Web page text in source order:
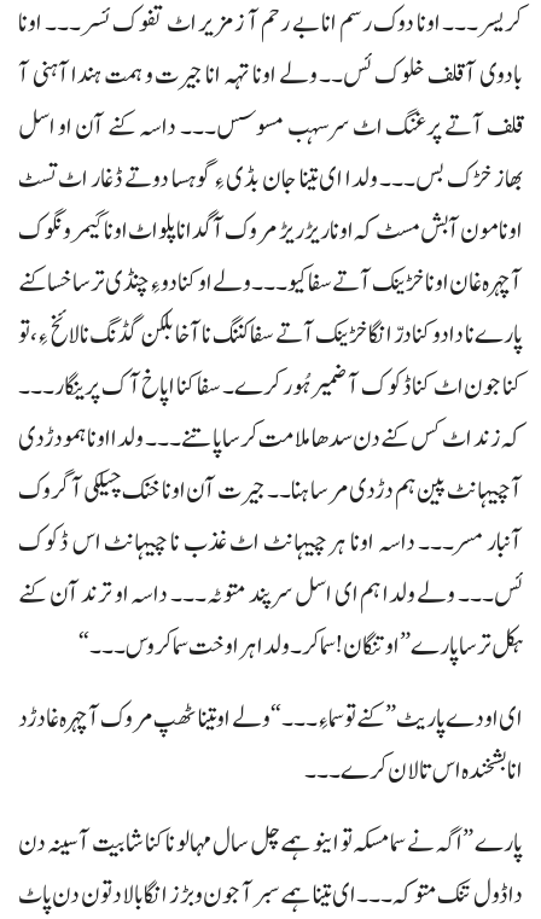
کریسر۔۔۔ اونا دوک رسم انا بے رحم آ زمزیر اٹ تفوک ئسر۔۔۔ اونا
بادوی آ قلف خلوک ئس۔۔ ولے اونا تہہ انا جیرت و ہمت ہندا آہنی آ
قلف آتے پرغنگ اٹ سرسہب مسوسس۔۔۔ داسہ کنے آن او اسل
بھاز خڑک بس۔۔۔ ولدا ای تینا جان بڈی ءِ گوہسا دوتے ڈغار اٹ تسٹ
اونا مون آ بش مسٹ کہ اونا ریڑ ریڑ مروک آ گد انا پلو اٹ اونا گیمرونگوک
آ چہرہ غان اونا خڑینک آتے سفا کیو۔۔۔ ولے او کنا دو ءِ چنڈی ترسا خسا کنے
پارے نا دا دوکنا درّ انگا خڑینک آتے سفا کننگ نا آخا بلکن گڈنگ نا لائخ ءِ، تو
کنا جون اٹ کنا ڈکوک آ ضمیر ہُور کرے۔ سفا کنا اپاخ آک پرینگار۔۔۔
کہ زند اٹ کس کنے دن سدھا ملامت کرسا پاتنے۔۔۔ ولدا اونا ہمو دڑدی
آ چیہانٹ پین ہم دڑدی مرسا ہنا۔۔ جیرت آن اونا خنک چیلکی آ گروک
آنبار مسر۔۔۔ داسہ اونا ہر چیہانٹ اٹ غذب نا چیہانٹ اس ڈکوک
ئس۔۔۔ ولے ولدا ہم ای اسل سرپند متوٹہ۔۔۔ داسہ او ترند آن کنے
ہکل ترسا پارے ”او تنگان! سما کر۔ ولدا ہرا وخت سما کروس۔۔۔“
ای اودے پاریٹ ”کنے تو سما ءِ۔۔۔“ ولے او تینا ٹھپ مروک آ چہرہ غا دڑد
انا بشخندہ اس تالان کرے۔۔۔
پارے ”اگہ نے سما مسکہ تو اینو ہمے چل سال مہالو نا کنا شابیت آ سینہ دن
دا ڈول تنک متوکہ۔۔۔ ای تینا ہمے سبر آ جون و بڑز انگا بالاد تون دن پاٹ